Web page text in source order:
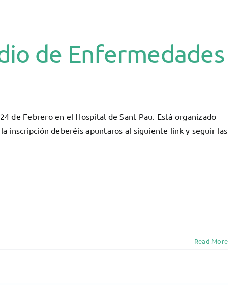
de Enfermedades
de Febrero en el Hospital de Sant Pau. Está organizado
inscripción deberéis apuntaros al siguiente link y seguir las
Read More